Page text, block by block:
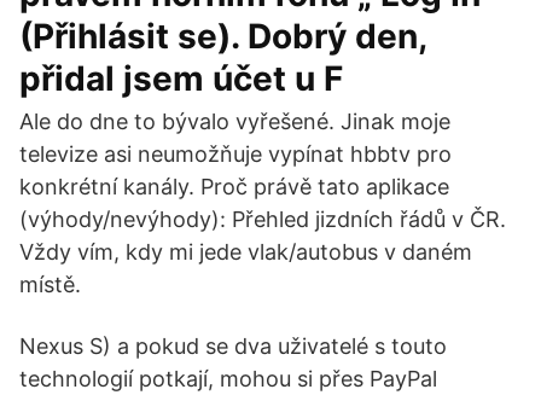
(Přihlásit se). Dobrý den,
přidal jsem účet u F
Ale do dne to bývalo vyřešené. Jinak moje
televize asi neumožňuje vypínat hbbtv pro
konkrétní kanály. Proč právě tato aplikace
(výhody/nevýhody): Přehled jizdních řádů v ČR.
Vždy vím, kdy mi jede vlak/autobus v daném
místě.
Nexus S) a pokud se dva uživatelé s touto
technologií potkají, mohou si přes PayPal